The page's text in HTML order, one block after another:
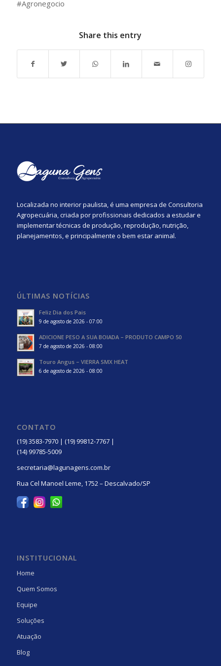
#Agronegocio
Share this entry
Localizada no interior paulista, é uma empresa de Consultoria
Agropecuária, criada por profissionais dedicados a estudar e
implementar técnicas de produção, reprodução, nutrição,
planejamentos, e principalmente o bem estar animal.
ÚLTIMAS NOTÍCIAS
Feliz Dia dos Pais
9 de agosto de 2026 - 07:00
ADICIONE PESO A SUA BOIADA – PRODUTO CAMPO 50
7 de agosto de 2026 - 08:00
Touro Angus – VIERRA SMX HEAT
6 de agosto de 2026 - 08:00
CONTATO
(19) 3583-7970 | (19) 99812-7767 |
(14) 99785-5009
secretaria@lagunagens.com.br
Rua Cel Manoel Leme, 1752 – Descalvado/SP
INSTITUCIONAL
Home
Quem Somos
Equipe
Soluções
Atuação
Blog